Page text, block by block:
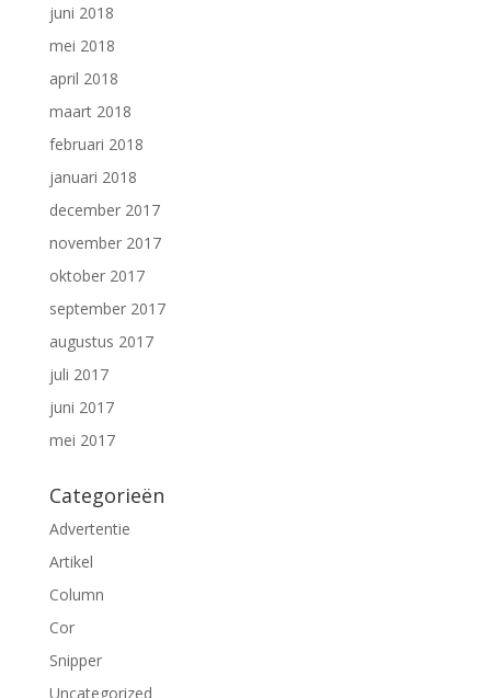
juni 2018
mei 2018
april 2018
maart 2018
februari 2018
januari 2018
december 2017
november 2017
oktober 2017
september 2017
augustus 2017
juli 2017
juni 2017
mei 2017
Categorieën
Advertentie
Artikel
Column
Cor
Snipper
Uncategorized